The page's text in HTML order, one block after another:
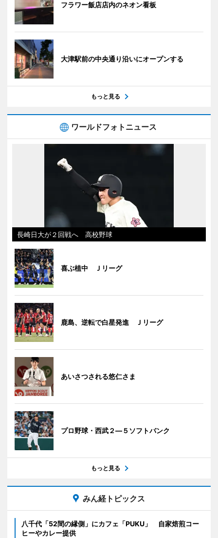
フラワー飯店店内のネオン看板
大津駅前の中央通り沿いにオープンする
もっと見る
ワールドフォトニュース
長崎日大が２回戦へ 高校野球
喜ぶ植中 Ｊリーグ
鹿島、逆転で白星発進 Ｊリーグ
あいさつされる悠仁さま
プロ野球・西武２―５ソフトバンク
もっと見る
みん経トピックス
八千代「52間の縁側」にカフェ「PUKU」 自家焙煎コー
ヒーやカレー提供